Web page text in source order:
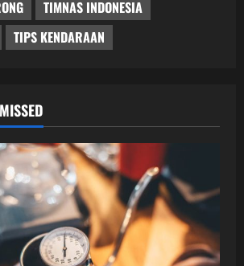
TIMNAS INDONESIA
TIPS KENDARAAN